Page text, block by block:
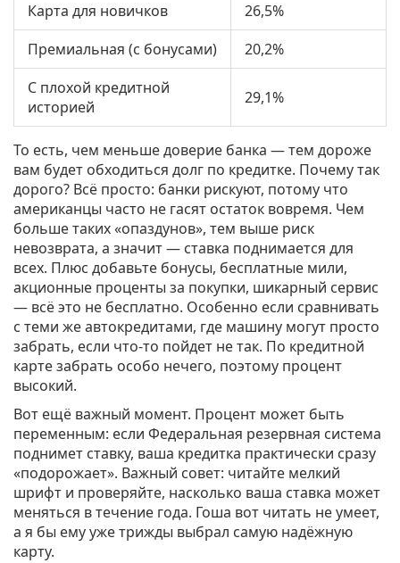
Карта для новичков
26,5%
Премиальная (с бонусами)
20,2%
С плохой кредитной
историей
29,1%
То есть, чем меньше доверие банка — тем дороже
вам будет обходиться долг по кредитке. Почему так
дорого? Всё просто: банки рискуют, потому что
американцы часто не гасят остаток вовремя. Чем
больше таких «опаздунов», тем выше риск
невозврата, а значит — ставка поднимается для
всех. Плюс добавьте бонусы, бесплатные мили,
акционные проценты за покупки, шикарный сервис
— всё это не бесплатно. Особенно если сравнивать
с теми же автокредитами, где машину могут просто
забрать, если что-то пойдет не так. По кредитной
карте забрать особо нечего, поэтому процент
высокий.
Вот ещё важный момент. Процент может быть
переменным: если Федеральная резервная система
поднимет ставку, ваша кредитка практически сразу
«подорожает». Важный совет: читайте мелкий
шрифт и проверяйте, насколько ваша ставка может
меняться в течение года. Гоша вот читать не умеет,
а я бы ему уже трижды выбрал самую надёжную
карту.